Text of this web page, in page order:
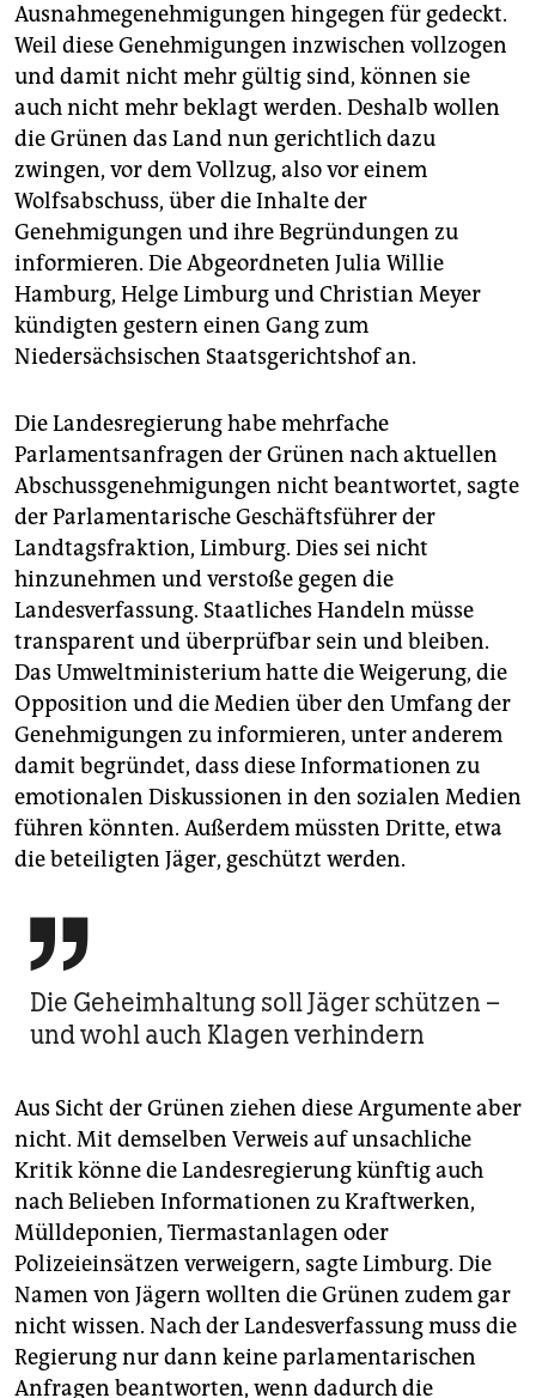
Ausnahmegenehmigungen hingegen für gedeckt.
Weil diese Genehmigungen inzwischen vollzogen
und damit nicht mehr gültig sind, können sie
auch nicht mehr beklagt werden. Deshalb wollen
die Grünen das Land nun gerichtlich dazu
zwingen, vor dem Vollzug, also vor einem
Wolfsabschuss, über die Inhalte der
Genehmigungen und ihre Begründungen zu
informieren. Die Abgeordneten Julia Willie
Hamburg, Helge Limburg und Christian Meyer
kündigten gestern einen Gang zum
Niedersächsischen Staatsgerichtshof an.
Die Landesregierung habe mehrfache
Parlamentsanfragen der Grünen nach aktuellen
Abschussgenehmigungen nicht beantwortet, sagte
der Parlamentarische Geschäftsführer der
Landtagsfraktion, Limburg. Dies sei nicht
hinzunehmen und verstoße gegen die
Landesverfassung. Staatliches Handeln müsse
transparent und überprüfbar sein und bleiben.
Das Umweltministerium hatte die Weigerung, die
Opposition und die Medien über den Umfang der
Genehmigungen zu informieren, unter anderem
damit begründet, dass diese Informationen zu
emotionalen Diskussionen in den sozialen Medien
führen könnten. Außerdem müssten Dritte, etwa
die beteiligten Jäger, geschützt werden.

Die Geheimhaltung soll Jäger schützen –
und wohl auch Klagen verhindern
Aus Sicht der Grünen ziehen diese Argumente aber
nicht. Mit demselben Verweis auf unsachliche
Kritik könne die Landesregierung künftig auch
nach Belieben Informationen zu Kraftwerken,
Mülldeponien, Tiermastanlagen oder
Polizeieinsätzen verweigern, sagte Limburg. Die
Namen von Jägern wollten die Grünen zudem gar
nicht wissen. Nach der Landesverfassung muss die
Regierung nur dann keine parlamentarischen
Anfragen beantworten, wenn dadurch die